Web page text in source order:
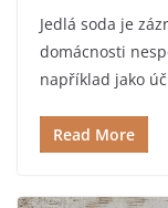
Jedlá soda je
domácnosti
například jako
Read More